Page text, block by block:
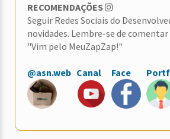
RECOMENDAÇÕES
Seguir Redes Sociais do
novidades. Lembre-se de
"Vim pelo MeuZapZap!"
@asn.web Canal Face